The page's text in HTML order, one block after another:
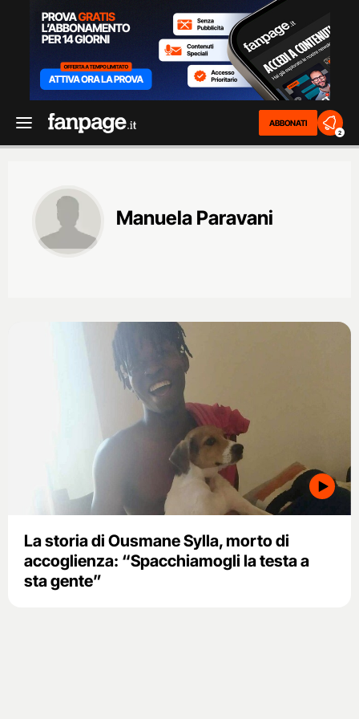
ABBONATI
2
Manuela Paravani
La storia di Ousmane Sylla, morto di
accoglienza: “Spacchiamogli la testa a
sta gente”